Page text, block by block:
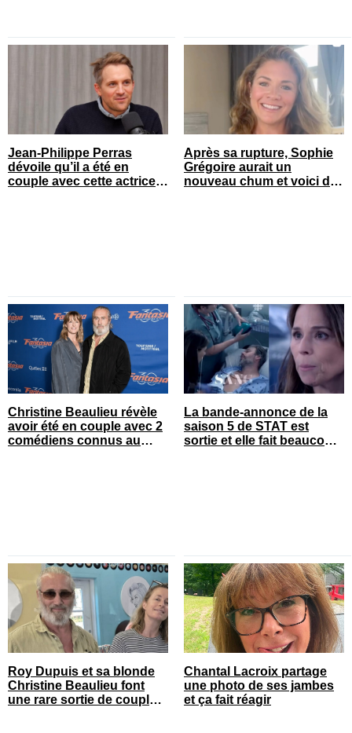
Jean-Philippe Perras
dévoile qu’il a été en
couple avec cette actrice
Après sa rupture, Sophie
Grégoire aurait un
nouveau chum et voici de
Christine Beaulieu révèle
avoir été en couple avec 2
comédiens connus au
La bande-annonce de la
saison 5 de STAT est
sortie et elle fait beaucoup
Roy Dupuis et sa blonde
Christine Beaulieu font
une rare sortie de couple
Chantal Lacroix partage
une photo de ses jambes
et ça fait réagir